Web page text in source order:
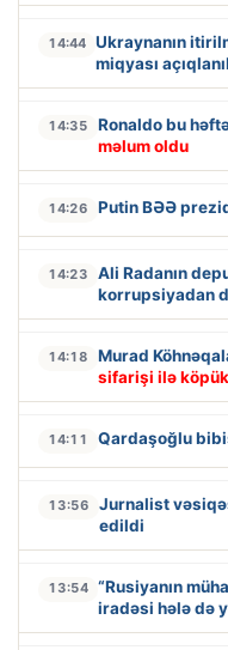
14:44 Ukraynanın
miqyası
14:35 Ronaldo bu
məlum oldu
14:26 Putin BƏƏ
14:23
Ali Radanın
korrupsiyadan
14:18 Murad
sifarişi ilə
14:11 Qardaşoğlu
13:56
Jurnalist
edildi
13:54 “Rusiyanın
iradəsi hələ də